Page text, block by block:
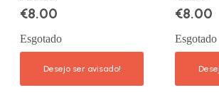
€8.00
Esgotado
€8.00
Esgotado